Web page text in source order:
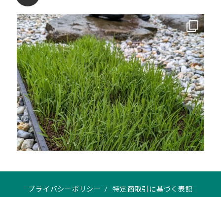
プライバシーポリシー / 特定商取引に基づく表記